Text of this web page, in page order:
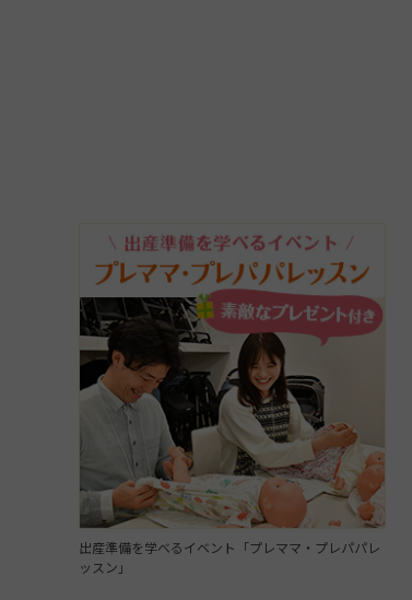
出産準備を学べるイベント「プレママ・プレパパレ
ッスン」